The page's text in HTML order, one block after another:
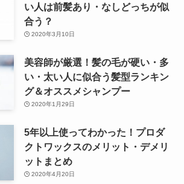
い人は前髪あり・なしどっちが似
合う？
2020年3月10日
美容師が厳選！髪の毛が硬い・多
い・太い人に似合う髪型ランキン
グ＆オススメシャンプー
2020年1月29日
5年以上使ってわかった！プロダ
クトワックスのメリット・デメリ
ットまとめ
2020年4月20日